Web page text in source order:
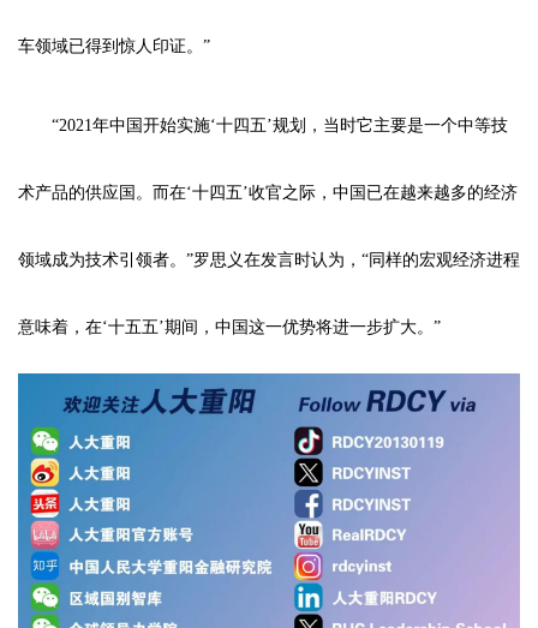
车领域已得到惊人印证。”
“2021年中国开始实施‘十四五’规划，当时它主要是一个中等技
术产品的供应国。而在‘十四五’收官之际，中国已在越来越多的经济
领域成为技术引领者。”罗思义在发言时认为，“同样的宏观经济进程
意味着，在‘十五五’期间，中国这一优势将进一步扩大。”